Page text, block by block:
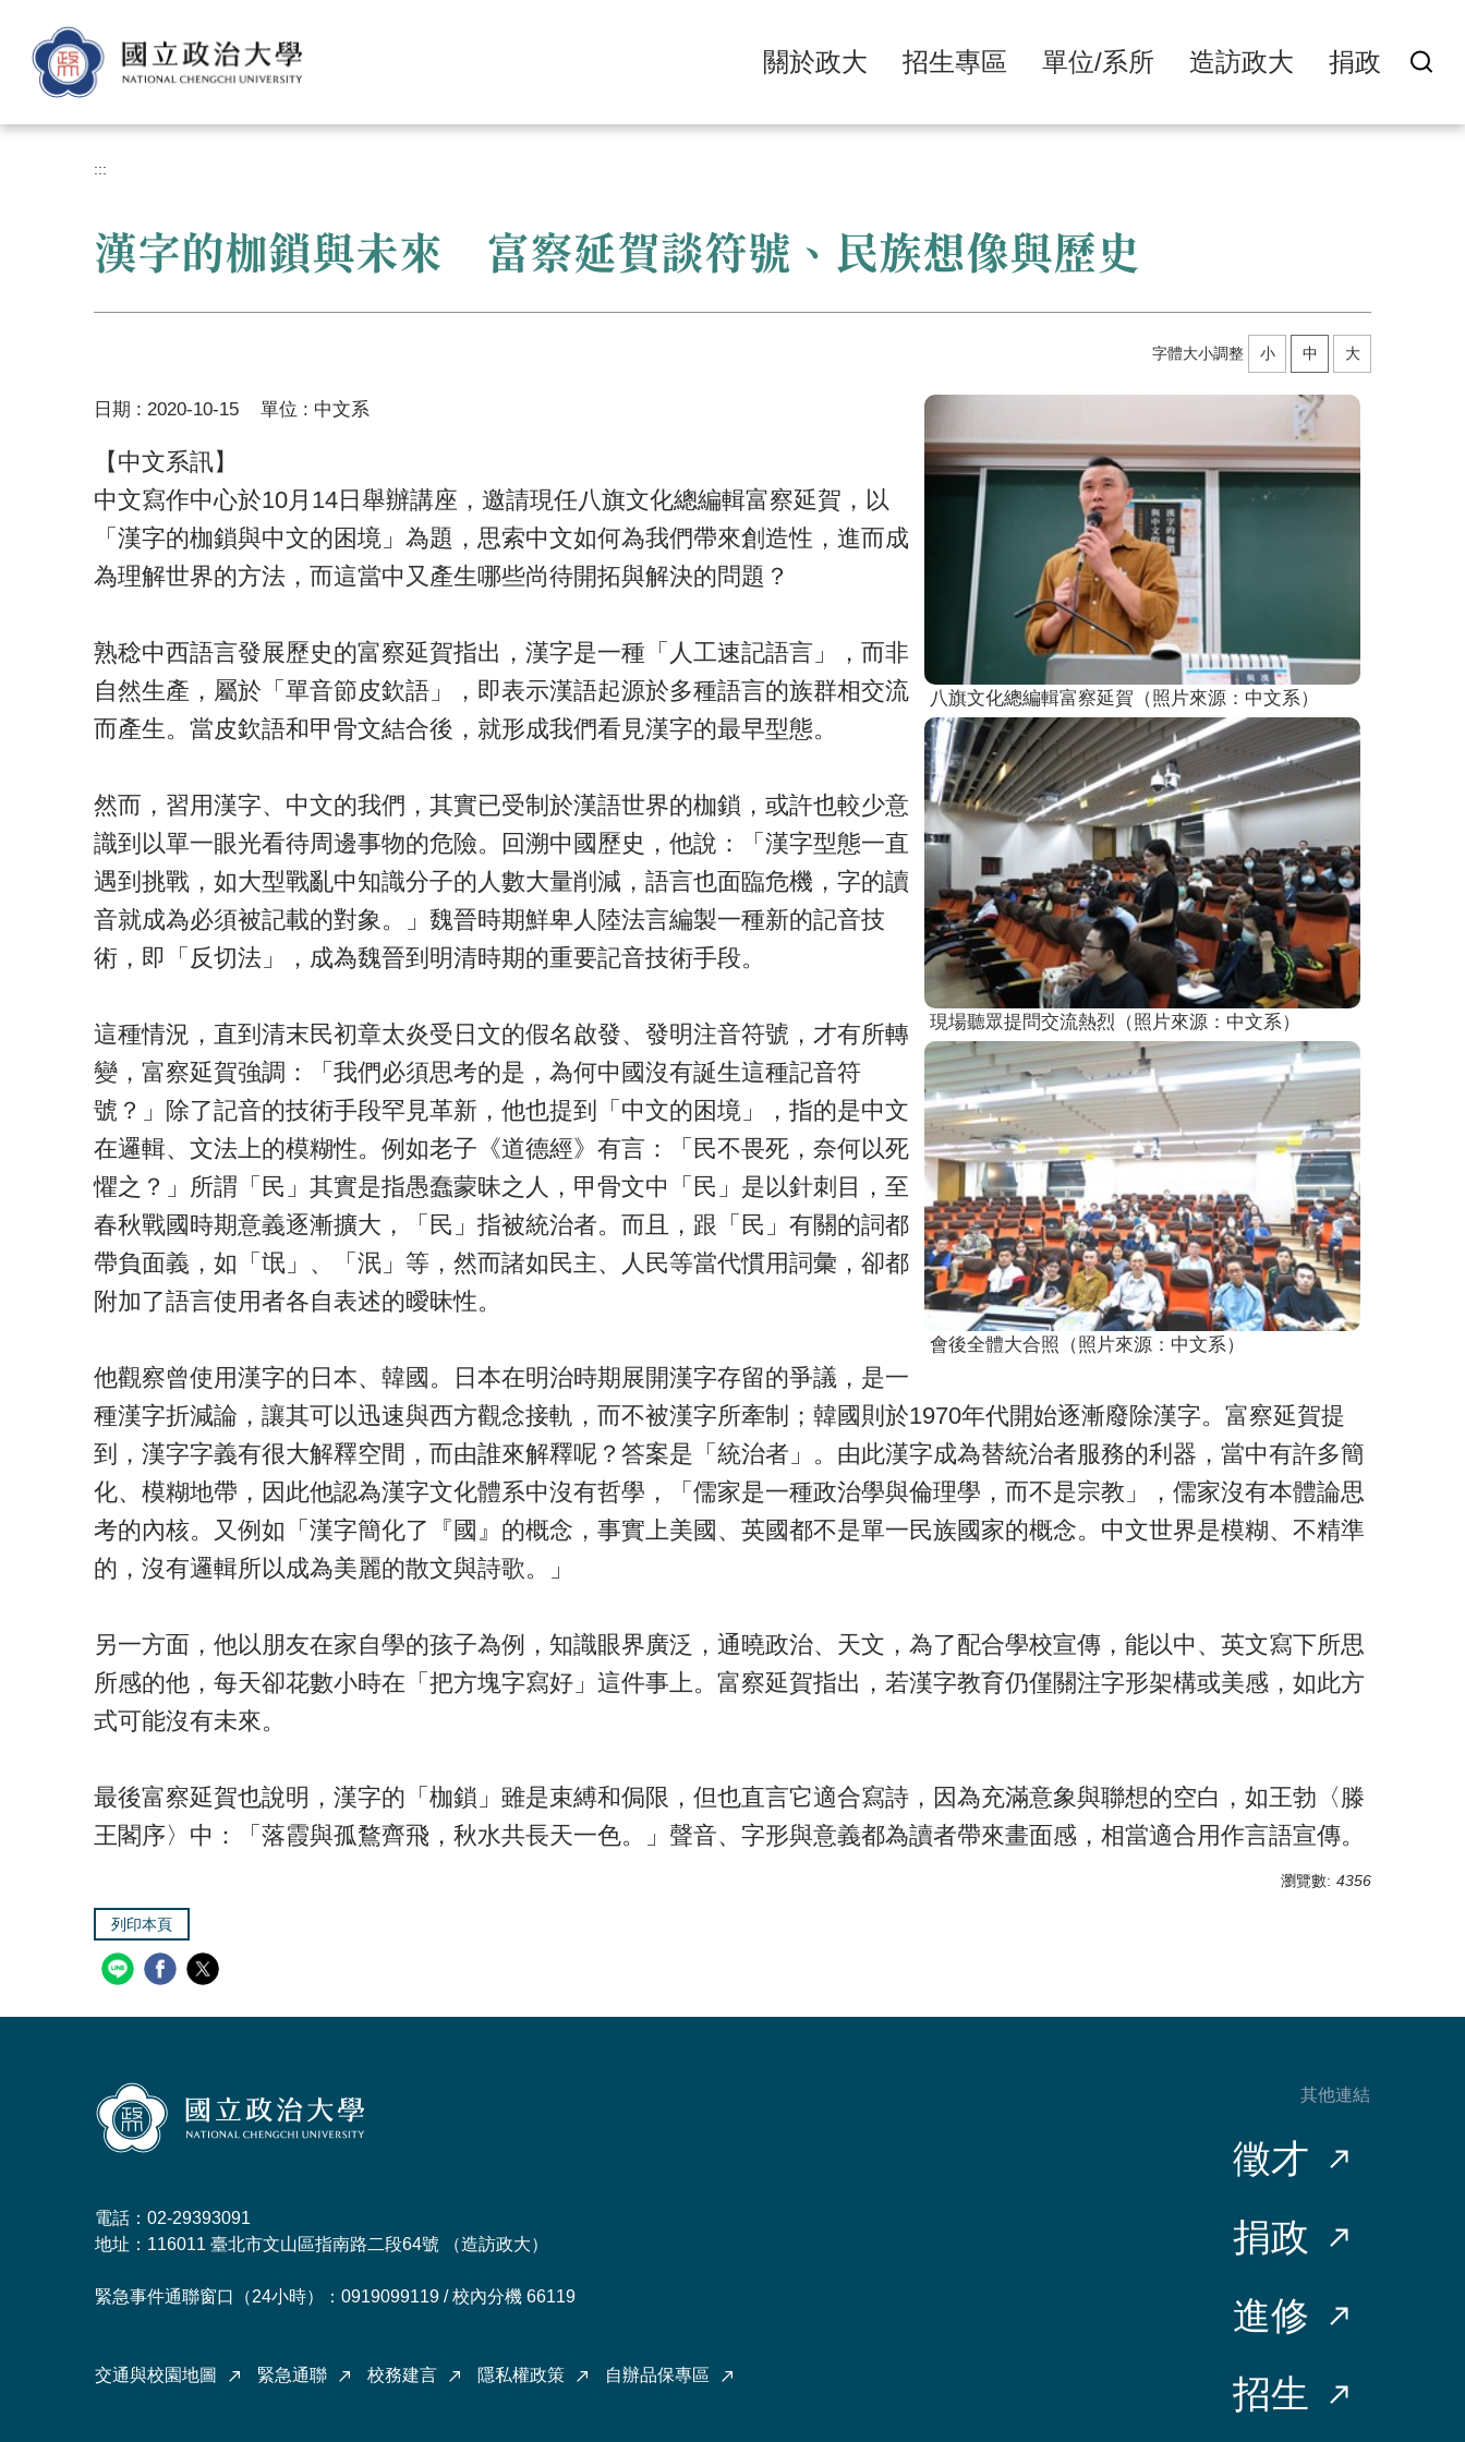
容
關於政大 招生專區 單位/系所 造訪政大 捐政
:::
漢字的枷鎖與未來 富察延賀談符號、民族想像與歷史
字體大小調整 小 中 大
八旗文化總編輯富察延賀（照片來源：中文系）
現場聽眾提問交流熱烈（照片來源：中文系）
會後全體大合照（照片來源：中文系）
日期 : 2020-10-15 單位 : 中文系
【中文系訊】
中文寫作中心於10月14日舉辦講座，邀請現任八旗文化總編輯富察延賀，以
「漢字的枷鎖與中文的困境」為題，思索中文如何為我們帶來創造性，進而成
為理解世界的方法，而這當中又產生哪些尚待開拓與解決的問題？
熟稔中西語言發展歷史的富察延賀指出，漢字是一種「人工速記語言」，而非
自然生產，屬於「單音節皮欽語」，即表示漢語起源於多種語言的族群相交流
而產生。當皮欽語和甲骨文結合後，就形成我們看見漢字的最早型態。
然而，習用漢字、中文的我們，其實已受制於漢語世界的枷鎖，或許也較少意
識到以單一眼光看待周邊事物的危險。回溯中國歷史，他說：「漢字型態一直
遇到挑戰，如大型戰亂中知識分子的人數大量削減，語言也面臨危機，字的讀
音就成為必須被記載的對象。」魏晉時期鮮卑人陸法言編製一種新的記音技
術，即「反切法」，成為魏晉到明清時期的重要記音技術手段。
這種情況，直到清末民初章太炎受日文的假名啟發、發明注音符號，才有所轉
變，富察延賀強調：「我們必須思考的是，為何中國沒有誕生這種記音符
號？」除了記音的技術手段罕見革新，他也提到「中文的困境」，指的是中文
在邏輯、文法上的模糊性。例如老子《道德經》有言：「民不畏死，奈何以死
懼之？」所謂「民」其實是指愚蠢蒙昧之人，甲骨文中「民」是以針刺目，至
春秋戰國時期意義逐漸擴大，「民」指被統治者。而且，跟「民」有關的詞都
帶負面義，如「氓」、「泯」等，然而諸如民主、人民等當代慣用詞彙，卻都
附加了語言使用者各自表述的曖昧性。
他觀察曾使用漢字的日本、韓國。日本在明治時期展開漢字存留的爭議，是一
種漢字折減論，讓其可以迅速與西方觀念接軌，而不被漢字所牽制；韓國則於1970年代開始逐漸廢除漢字。富察延賀提
到，漢字字義有很大解釋空間，而由誰來解釋呢？答案是「統治者」。由此漢字成為替統治者服務的利器，當中有許多簡
化、模糊地帶，因此他認為漢字文化體系中沒有哲學，「儒家是一種政治學與倫理學，而不是宗教」，儒家沒有本體論思
考的內核。又例如「漢字簡化了『國』的概念，事實上美國、英國都不是單一民族國家的概念。中文世界是模糊、不精準
的，沒有邏輯所以成為美麗的散文與詩歌。」
另一方面，他以朋友在家自學的孩子為例，知識眼界廣泛，通曉政治、天文，為了配合學校宣傳，能以中、英文寫下所思
所感的他，每天卻花數小時在「把方塊字寫好」這件事上。富察延賀指出，若漢字教育仍僅關注字形架構或美感，如此方
式可能沒有未來。
最後富察延賀也說明，漢字的「枷鎖」雖是束縛和侷限，但也直言它適合寫詩，因為充滿意象與聯想的空白，如王勃〈滕
王閣序〉中：「落霞與孤鶩齊飛，秋水共長天一色。」聲音、字形與意義都為讀者帶來畫面感，相當適合用作言語宣傳。
瀏覽數: 4356
列印本頁
電話：02-29393091
地址：116011 臺北市文山區指南路二段64號 （造訪政大）
緊急事件通聯窗口（24小時）：0919099119 / 校內分機 66119
交通與校園地圖 緊急通聯 校務建言 隱私權政策 自辦品保專區
其他連結
徵才
捐政
進修
招生